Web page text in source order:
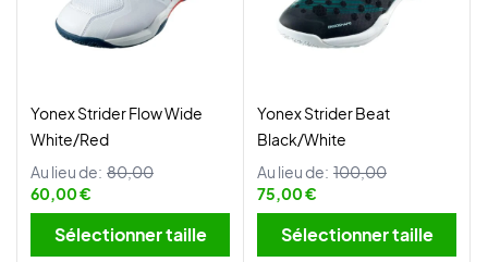
Yonex Strider Flow Wide
White/Red
Au lieu de: 80,00
60,00 €
Sélectionner taille
Yonex Strider Beat
Black/White
Au lieu de: 100,00
75,00 €
Sélectionner taille